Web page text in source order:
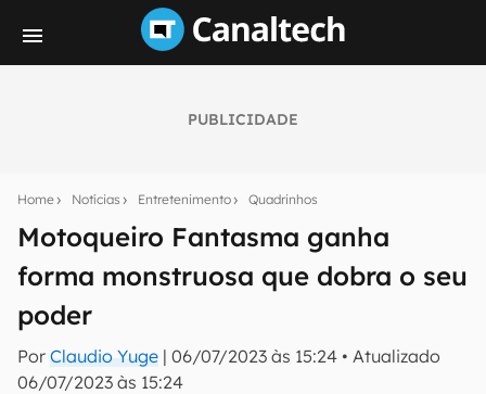
PUBLICIDADE
Home Notícias Entretenimento Quadrinhos
Motoqueiro Fantasma ganha
forma monstruosa que dobra o seu
poder
Por Claudio Yuge | 06/07/2023 às 15:24 • Atualizado
06/07/2023 às 15:24
notícias e reviews sobre tecnologia em primeira
mão.
E-mail
inscreva-se